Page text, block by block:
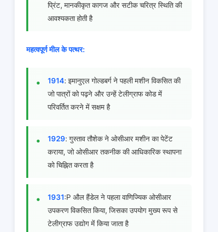
प्रिंट, मानकीकृत कागज और सटीक चरित्र स्थिति की
आवश्यकता होती है
महत्वपूर्ण मील के पत्थर:
1914: इमानुएल गोल्डबर्ग ने पहली मशीन विकसित की
जो पात्रों को पढ़ने और उन्हें टेलीग्राफ कोड में
परिवर्तित करने में सक्षम है
1929: गुस्ताव तौशेक ने ओसीआर मशीन का पेटेंट
कराया, जो ओसीआर तकनीक की आधिकारिक स्थापना
को चिह्नित करता है
1931:P औल हैंडेल ने पहला वाणिज्यिक ओसीआर
उपकरण विकसित किया, जिसका उपयोग मुख्य रूप से
टेलीग्राफ उद्योग में किया जाता है